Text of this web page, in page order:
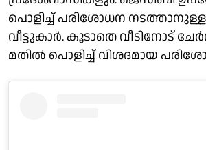
പൊളിച്ച് പരിശോധന
വീട്ടുകാർ. കൂടാതെ വീടിനോട്
മതിൽ പൊളിച്ച് വിശദമായ